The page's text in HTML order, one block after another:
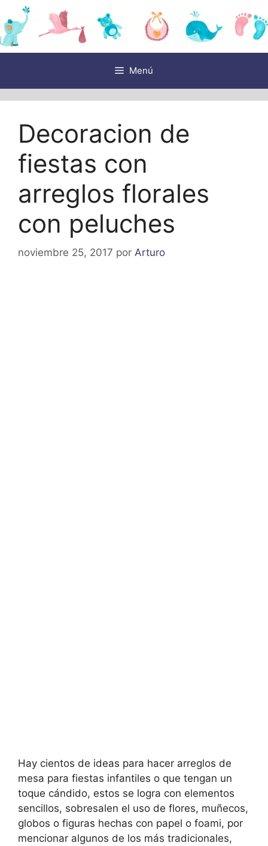
Saltar
al
contenido
Menú
Decoracion de
fiestas con
arreglos florales
con peluches
noviembre 25, 2017 por Arturo
Hay cientos de ideas para hacer arreglos de
mesa para fiestas infantiles o que tengan un
toque cándido, estos se logra con elementos
sencillos, sobresalen el uso de flores, muñecos,
globos o figuras hechas con papel o foami, por
mencionar algunos de los más tradicionales,